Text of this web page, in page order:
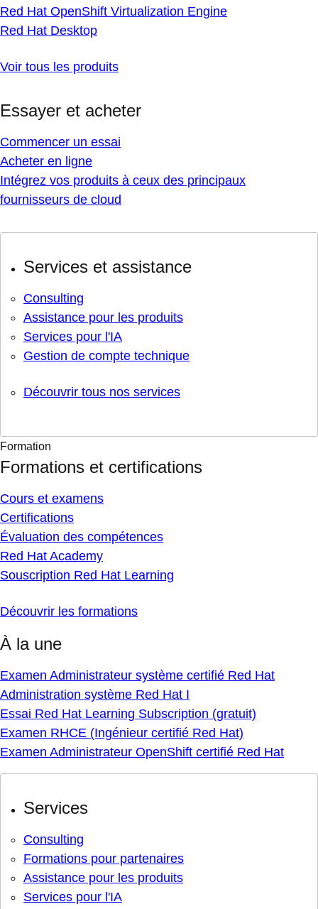
Red Hat OpenShift Virtualization Engine
Red Hat Desktop
Voir tous les produits
Essayer et acheter
Commencer un essai
Acheter en ligne
Intégrez vos produits à ceux des principaux
fournisseurs de cloud
Services et assistance
Consulting
Assistance pour les produits
Services pour l'IA
Gestion de compte technique
Découvrir tous nos services
Formation
Formations et certifications
Cours et examens
Certifications
Évaluation des compétences
Red Hat Academy
Souscription Red Hat Learning
Découvrir les formations
À la une
Examen Administrateur système certifié Red Hat
Administration système Red Hat I
Essai Red Hat Learning Subscription (gratuit)
Examen RHCE (Ingénieur certifié Red Hat)
Examen Administrateur OpenShift certifié Red Hat
Services
Consulting
Formations pour partenaires
Assistance pour les produits
Services pour l'IA